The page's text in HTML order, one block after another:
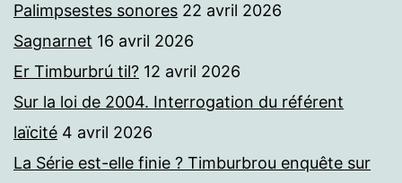
Palimpsestes sonores 22 avril 2026
Sagnarnet 16 avril 2026
Er Timburbrú til? 12 avril 2026
Sur la loi de 2004. Interrogation du référent
laïcité 4 avril 2026
La Série est-elle finie ? Timburbrou enquête sur